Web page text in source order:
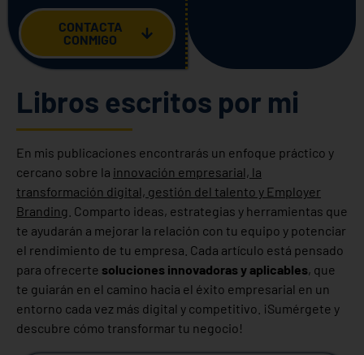
CONTACTA
CONMIGO
Libros escritos por mi
En mis publicaciones encontrarás un enfoque práctico y
cercano sobre la innovación empresarial, la
transformación digital, gestión del talento y Employer
Branding . Comparto ideas, estrategias y herramientas que
te ayudarán a mejorar la relación con tu equipo y potenciar
el rendimiento de tu empresa. Cada artículo está pensado
para ofrecerte soluciones innovadoras y aplicables, que
te guiarán en el camino hacia el éxito empresarial en un
entorno cada vez más digital y competitivo. ¡Sumérgete y
descubre cómo transformar tu negocio!